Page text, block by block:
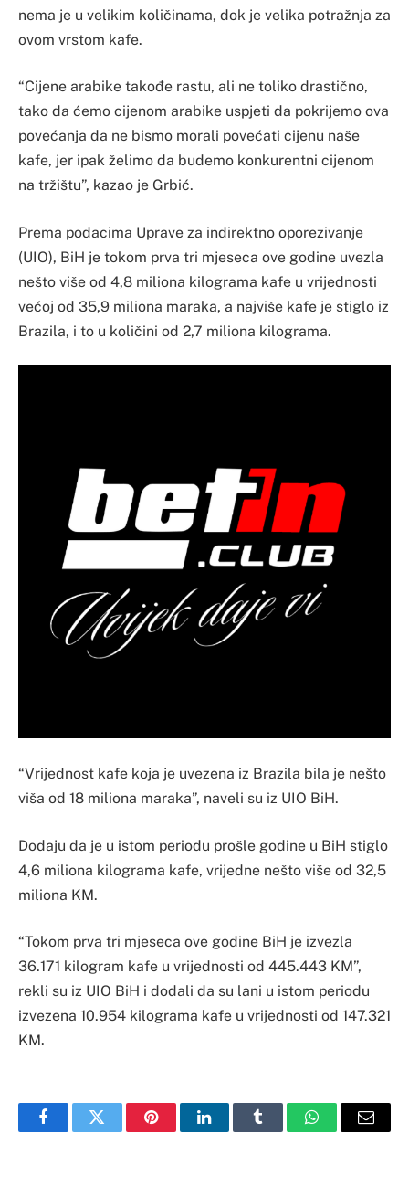
nema je u velikim količinama, dok je velika potražnja za
ovom vrstom kafe.
“Cijene arabike takođe rastu, ali ne toliko drastično,
tako da ćemo cijenom arabike uspjeti da pokrijemo ova
povećanja da ne bismo morali povećati cijenu naše
kafe, jer ipak želimo da budemo konkurentni cijenom
na tržištu”, kazao je Grbić.
Prema podacima Uprave za indirektno oporezivanje
(UIO), BiH je tokom prva tri mjeseca ove godine uvezla
nešto više od 4,8 miliona kilograma kafe u vrijednosti
većoj od 35,9 miliona maraka, a najviše kafe je stiglo iz
Brazila, i to u količini od 2,7 miliona kilograma.
“Vrijednost kafe koja je uvezena iz Brazila bila je nešto
viša od 18 miliona maraka”, naveli su iz UIO BiH.
Dodaju da je u istom periodu prošle godine u BiH stiglo
4,6 miliona kilograma kafe, vrijedne nešto više od 32,5
miliona KM.
“Tokom prva tri mjeseca ove godine BiH je izvezla
36.171 kilogram kafe u vrijednosti od 445.443 KM”,
rekli su iz UIO BiH i dodali da su lani u istom periodu
izvezena 10.954 kilograma kafe u vrijednosti od 147.321
KM.
FacebookTwitter PinterestLinkedInTumblr WhatsAppEmail